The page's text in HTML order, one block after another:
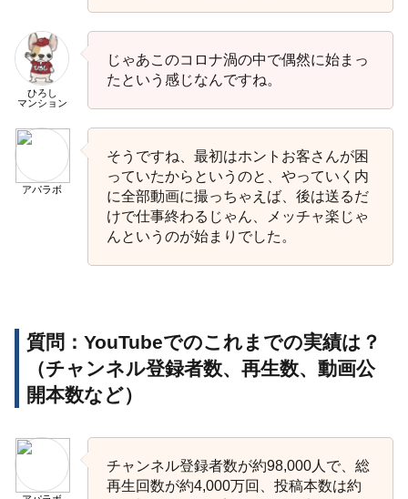
ひろし
マンション
じゃあこのコロナ渦の中で偶然に始まっ
たという感じなんですね。
アパラボ
そうですね、最初はホントお客さんが困
っていたからというのと、やっていく内
に全部動画に撮っちゃえば、後は送るだ
けで仕事終わるじゃん、メッチャ楽じゃ
んというのが始まりでした。
質問：YouTubeでのこれまでの実績は？
（チャンネル登録者数、再生数、動画公
開本数など）
チャンネル登録者数が約98,000人で、総
再生回数が約4,000万回、投稿本数は約